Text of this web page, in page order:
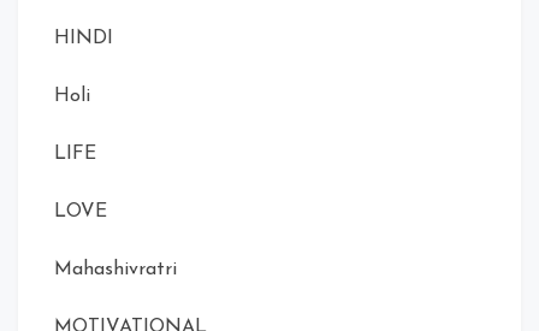
HINDI
Holi
LIFE
LOVE
Mahashivratri
MOTIVATIONAL